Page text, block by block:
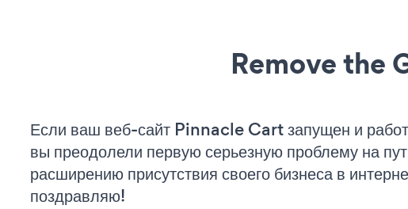
Remove the
Если ваш веб-сайт Pinnacle Cart запущен и
вы преодолели первую серьезную проблему на
расширению присутствия своего бизнеса в
поздравляю!